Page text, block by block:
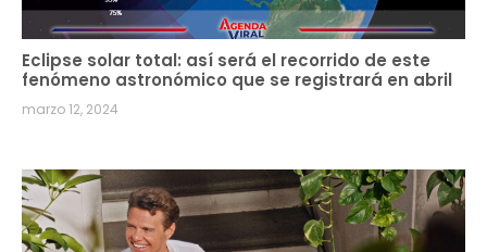
Eclipse solar total: así será el recorrido de este
fenómeno astronómico que se registrará en abril
marzo 12, 2024